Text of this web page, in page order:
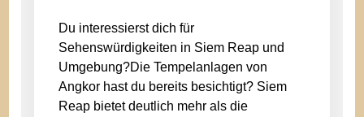
Du interessierst dich für
Sehenswürdigkeiten in Siem Reap und
Umgebung?Die Tempelanlagen von
Angkor hast du bereits besichtigt? Siem
Reap bietet deutlich mehr als die